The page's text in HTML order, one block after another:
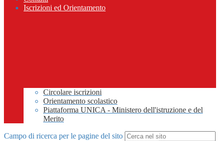
Iscrizioni ed Orientamento
Circolare iscrizioni
Orientamento scolastico
Piattaforma UNICA - Ministero dell'istruzione e del
Merito
Campo di ricerca per le pagine del sito